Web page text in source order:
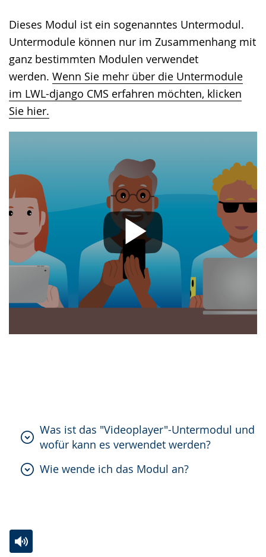
Dieses Modul ist ein sogenanntes Untermodul.
Untermodule können nur im Zusammenhang mit
ganz bestimmten Modulen verwendet
werden. Wenn Sie mehr über die Untermodule
im LWL-django CMS erfahren möchten, klicken
Sie hier.
Mit dem Abspielen des Videos akzeptieren
Sie die Datenschutzerklärung von
YouTube.
Mehr erfahren
Ich akzeptiere. Hinweis ausblenden
und YouTube-Videos in Zukunft
immer anzeigen.
Video abspielen
wechseln.
Deutscher
Gebärdensprache
angezeigt.
Was ist das "Videoplayer"-Untermodul und
wofür kann es verwendet werden?
Wie wende ich das Modul an?